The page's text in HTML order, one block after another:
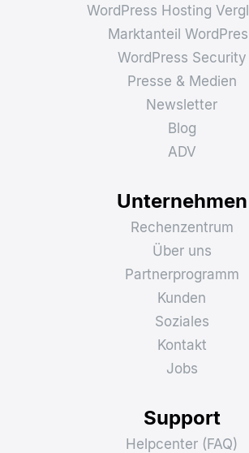
WordPress Hosting
Marktanteil
WordPress Security
Presse & Medien
Newsletter
Blog
ADV
Unternehmen
Rechenzentrum
Über uns
Partnerprogramm
Kunden
Soziales
Kontakt
Jobs
Support
Helpcenter (FAQ)